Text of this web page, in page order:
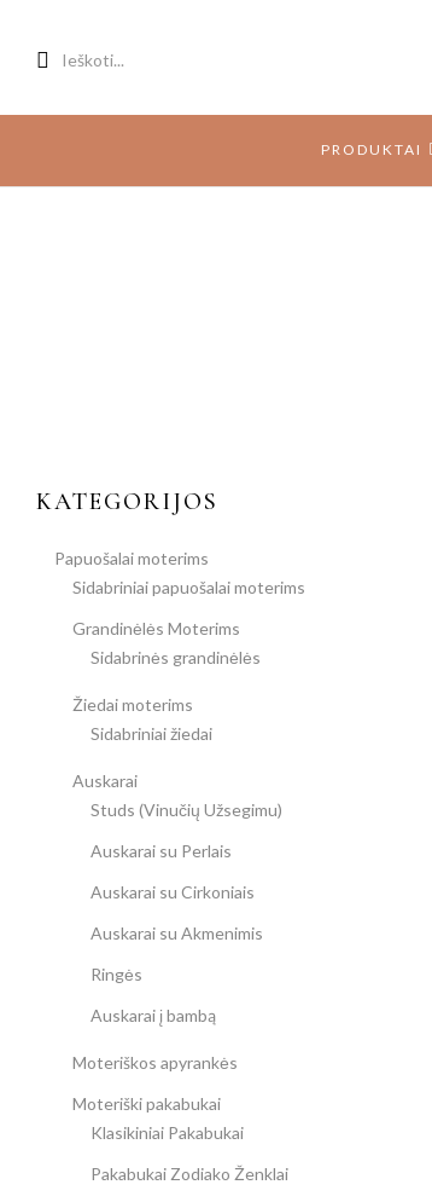
Ieškoti...
PRODUKTAI
KATEGORIJOS
Papuošalai moterims
Sidabriniai papuošalai moterims
Grandinėlės Moterims
Sidabrinės grandinėlės
Žiedai moterims
Sidabriniai žiedai
Auskarai
Studs (Vinučių Užsegimu)
Auskarai su Perlais
Auskarai su Cirkoniais
Auskarai su Akmenimis
Ringės
Auskarai į bambą
Moteriškos apyrankės
Moteriški pakabukai
Klasikiniai Pakabukai
Pakabukai Zodiako Ženklai